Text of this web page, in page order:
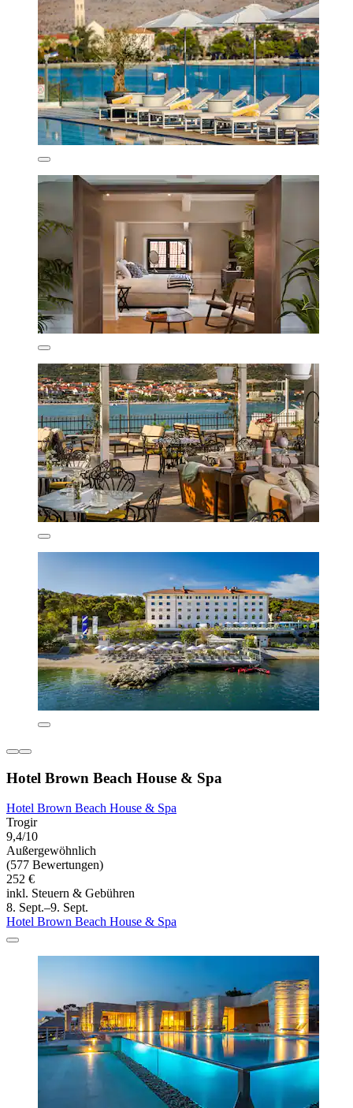
Hotel Brown Beach House & Spa
Hotel Brown Beach House & Spa
Trogir
9,4/10
Außergewöhnlich
(577 Bewertungen)
252 €
inkl. Steuern & Gebühren
8. Sept.–9. Sept.
Hotel Brown Beach House & Spa